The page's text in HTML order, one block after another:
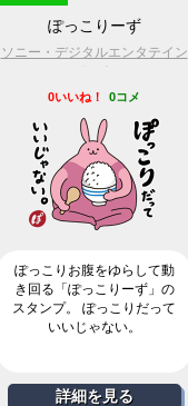
ぽっこりーず
ソニー・デジタルエンタテイン
メント
0いいね！ 0コメ
ぽっこりお腹をゆらして動
き回る「ぽっこりーず」の
スタンプ。 ぽっこりだって
いいじゃない。
詳細を見る